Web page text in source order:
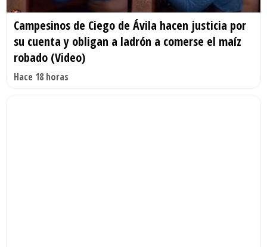
Campesinos de Ciego de Ávila hacen justicia por
su cuenta y obligan a ladrón a comerse el maíz
robado (Video)
Hace 18 horas